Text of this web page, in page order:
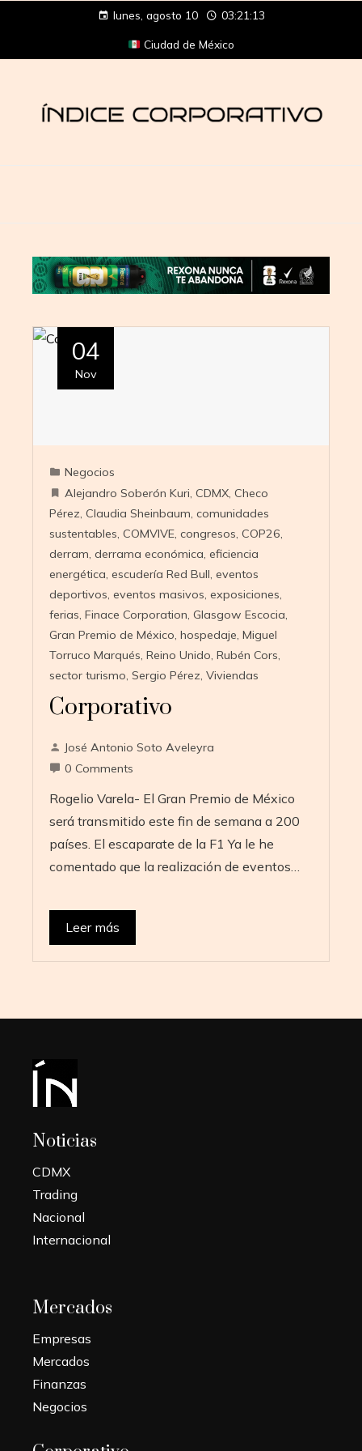
lunes, agosto 10 03:21:13
Ciudad de México
04
Nov
Negocios
Alejandro Soberón Kuri, CDMX, Checo
Pérez, Claudia Sheinbaum, comunidades
sustentables, COMVIVE, congresos, COP26,
derram, derrama económica, eficiencia
energética, escudería Red Bull, eventos
deportivos, eventos masivos, exposiciones,
ferias, Finace Corporation, Glasgow Escocia,
Gran Premio de México, hospedaje, Miguel
Torruco Marqués, Reino Unido, Rubén Cors,
sector turismo, Sergio Pérez, Viviendas
Corporativo
José Antonio Soto Aveleyra
0 Comments
Rogelio Varela- El Gran Premio de México
será transmitido este fin de semana a 200
países. El escaparate de la F1 Ya le he
comentado que la realización de eventos…
Leer más
Noticias
CDMX
Trading
Nacional
Internacional
Mercados
Empresas
Mercados
Finanzas
Negocios